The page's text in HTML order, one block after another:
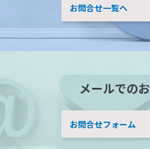
お問合せ一覧へ
メールでの
お問合せフォーム